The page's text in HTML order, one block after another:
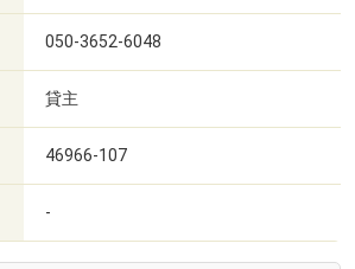
050-3652-6048
貸主
46966-107
-